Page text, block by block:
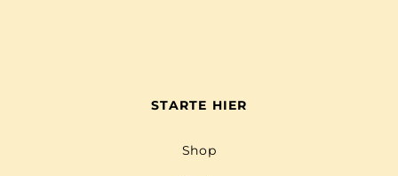
STARTE HIER
Shop